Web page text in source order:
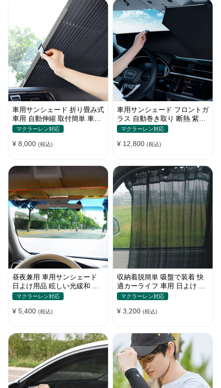
車用サンシェード 折り畳み式
車用 自動伸縮 取付簡単 車中
泊 紫外線UVカット 仮眠 断熱
マクラーレン対応
¥ 8,000 (税込)
車用サンシェード フロントガ
ラス 自動巻き取り 断熱 紫外
線 UVカット 取付収納便利
マクラーレン対応
¥ 12,800 (税込)
昼夜兼用 車用サンシェード
日よけ用品 眩しい光緩和 長
時間運転 特殊遮光素材
マクラーレン対応
¥ 5,400 (税込)
収納着脱簡単 吸盤で装着 快
適カーライフ 車用 日よけ 遮
光 UVカット 通気
マクラーレン対応
¥ 3,200 (税込)